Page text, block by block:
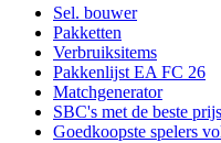
Sel. bouwer
Pakketten
Verbruiksitems
Pakkenlijst EA FC 26
Matchgenerator
SBC's met de beste
Goedkoopste spelers